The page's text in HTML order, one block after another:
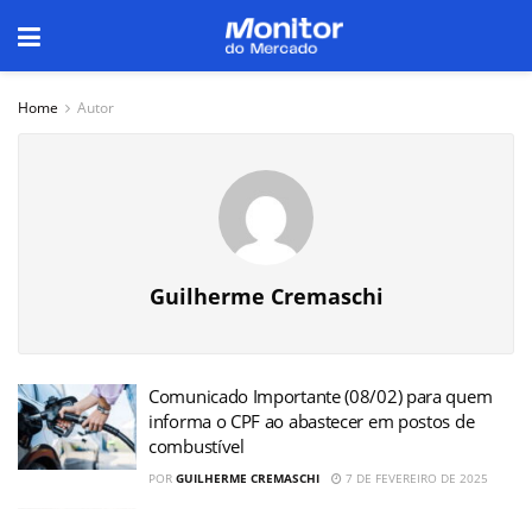
Home Autor
Guilherme Cremaschi
Comunicado Importante (08/02) para quem
informa o CPF ao abastecer em postos de
combustível
POR GUILHERME CREMASCHI 7 DE FEVEREIRO DE 2025